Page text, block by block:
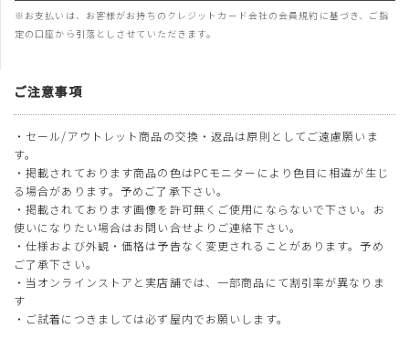
※お支払いは、お客様がお持ちのクレジットカード会社の会員規約に基づき、ご指
定の口座から引落としさせていただきます。
ご注意事項
・セール/アウトレット商品の交換・返品は原則としてご遠慮願いま
す。
・掲載されております商品の色はPCモニターにより色目に相違が生じ
る場合があります。予めご了承下さい。
・掲載されております画像を許可無くご使用にならないで下さい。お
使いになりたい場合はお問い合せよりご連絡下さい。
・仕様および外観・価格は予告なく変更されることがあります。予め
ご了承下さい。
・当オンラインストアと実店舗では、一部商品にて割引率が異なりま
す
・ご試着につきましては必ず屋内でお願いします。